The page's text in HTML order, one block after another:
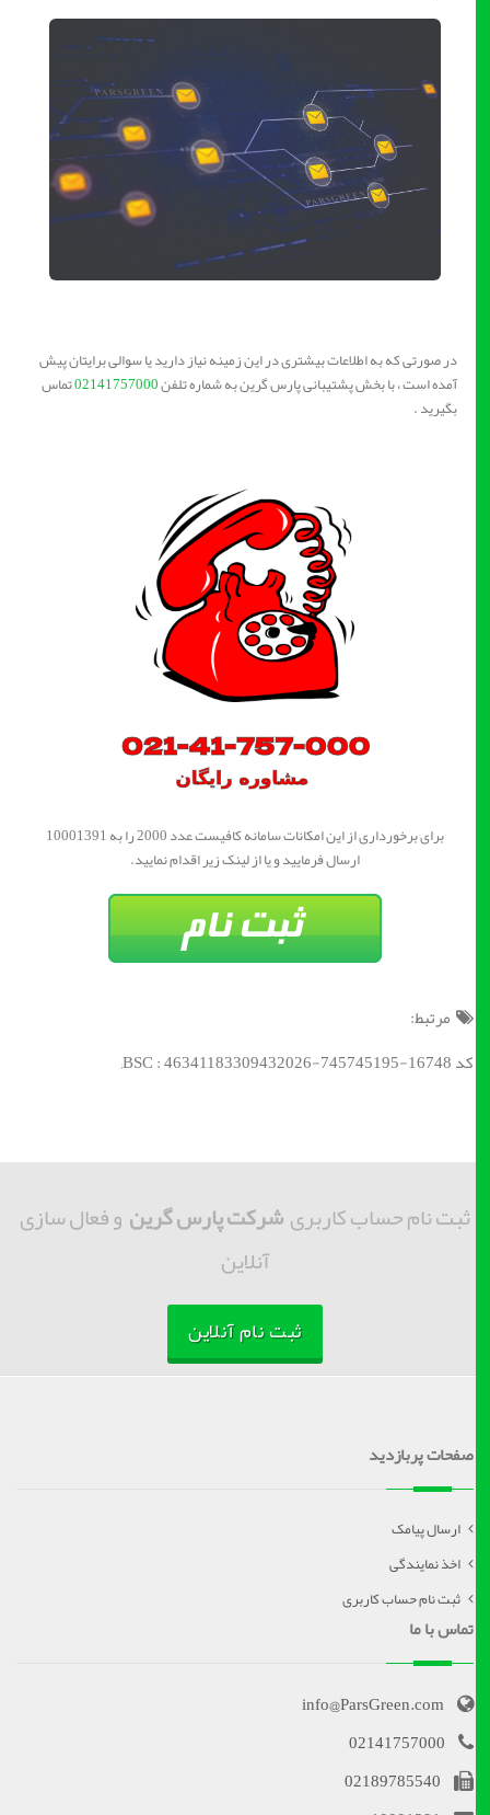
در صورتی که به اطلاعات بیشتری در این زمینه نیاز دارید یا سوالی برایتان پیش
آمده است ، با بخش پشتیبانی پارس گرین به شماره تلفن02141757000تماس
بگیرید .
برای برخورداری از این امکانات سامانه کافیست عدد 2000 را به 10001391
ارسال فرمایید و یا از لینک زیر اقدام نمایید.
مرتبط:
کد BSC : 46341183309432026-745745195-16748;
ثبت نام حساب کاربریشرکت پارس گرینو فعال سازی
آنلاین
ثبت نام آنلاین
صفحات پربازدید
ارسال پیامک
اخذ نمایندگی
ثبت نام حساب کاربری
تماس با ما
info@ParsGreen.com
02141757000
02189785540